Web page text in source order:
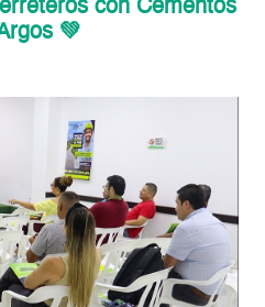
con Cementos
💚